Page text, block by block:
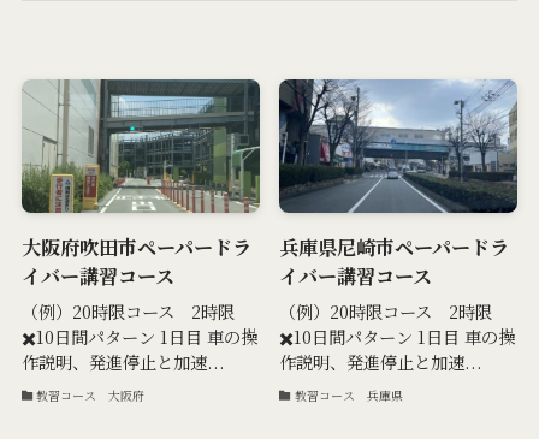
大阪府吹田市ペーパードラ
イバー講習コース
（例）20時限コース 2時限
✖️10日間パターン 1日目 車の操
作説明、発進停止と加速...
教習コース 大阪府
兵庫県尼崎市ペーパードラ
イバー講習コース
（例）20時限コース 2時限
✖️10日間パターン 1日目 車の操
作説明、発進停止と加速...
教習コース 兵庫県